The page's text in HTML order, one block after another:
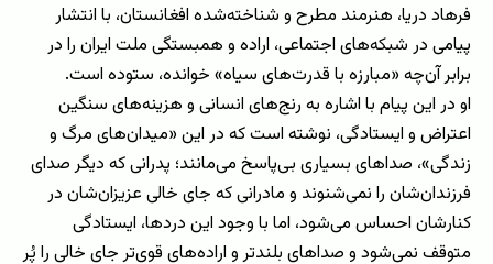
فرهاد دریا، هنرمند مطرح و شناخته‌شده افغانستان، با انتشار
پیامی در شبکه‌های اجتماعی، اراده و همبستگی ملت ایران را در
برابر آن‌چه «مبارزه با قدرت‌های سیاه» خوانده، ستوده است.
او در این پیام با اشاره به رنج‌های انسانی و هزینه‌های سنگین
اعتراض و ایستادگی، نوشته است که در این «میدان‌های مرگ و
زندگی»، صداهای بسیاری بی‌پاسخ می‌مانند؛ پدرانی که دیگر صدای
فرزندان‌شان را نمی‌شنوند و مادرانی که جای خالی عزیزان‌شان در
کنارشان احساس می‌شود، اما با وجود این دردها، ایستادگی
متوقف نمی‌شود و صداهای بلندتر و اراده‌های قوی‌تر جای خالی را پُر